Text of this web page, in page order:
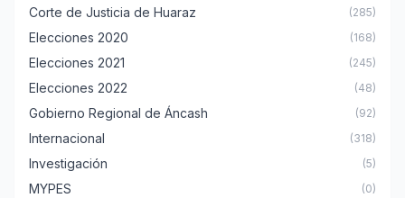
Corte de Justicia de Huaraz (285)
Elecciones 2020 (168)
Elecciones 2021 (245)
Elecciones 2022 (48)
Gobierno Regional de Áncash (92)
Internacional (318)
Investigación (5)
MYPES (0)